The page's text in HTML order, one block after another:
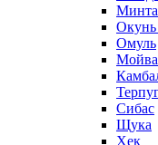
Окунь
Омуль
Мойва
Сибас
Щука
Хек